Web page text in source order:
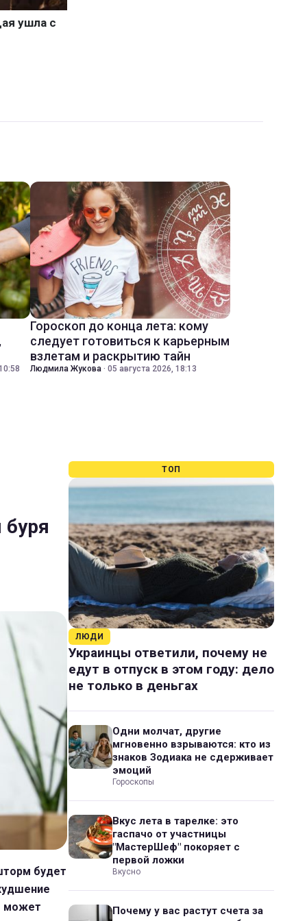
Гороскоп до конца лета: кому
следует готовиться к карьерным
взлетам и раскрытию тайн
Людмила Жукова · 05 августа 2026, 18:13
будет
может
ТОП
ЛЮДИ
Украинцы ответили, почему не
едут в отпуск в этом году: дело
не только в деньгах
Одни молчат, другие
мгновенно взрываются: кто из
знаков Зодиака не сдерживает
эмоций
Гороскопы
Вкус лета в тарелке: это
гаспачо от участницы
"МастерШеф" покоряет с
первой ложки
Вкусно
Почему у вас растут счета за